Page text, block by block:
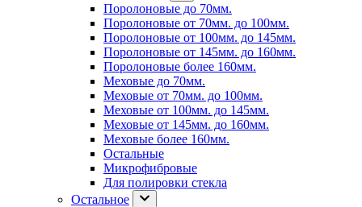
Поролоновые до 70мм.
Поролоновые от 70мм. до 100мм.
Поролоновые от 100мм. до 145мм.
Поролоновые от 145мм. до 160мм.
Поролоновые более 160мм.
Меховые до 70мм.
Меховые от 70мм. до 100мм.
Меховые от 100мм. до 145мм.
Меховые от 145мм. до 160мм.
Меховые более 160мм.
Остальные
Микрофибровые
Для полировки стекла
Остальное